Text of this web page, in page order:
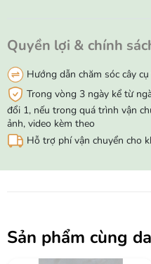
Quyền lợi & chính
Hướng dẫn chăm sóc cây
Trong vòng 3 ngày kể từ
đổi 1, nếu trong quá trình vận
ảnh, video kèm theo
Hỗ trợ phí vận chuyển cho
Sản phẩm cùng